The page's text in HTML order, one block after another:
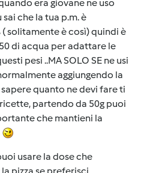
era giovane ne uso
che la tua p.m. è
solitamente è così) quindi è
di acqua per adattare le
pesi ..MA SOLO SE ne usi
aggiungendo la
sapere quanto ne devi fare ti
partendo da 50g puoi
che mantieni la
usare la dose che